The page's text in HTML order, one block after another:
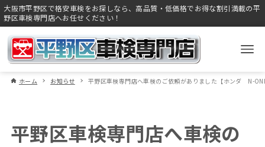
大阪市平野区で格安車検をお探しなら、高品質・低価格でお得な割引満載の平
野区車検専門店へお任せください！
ホーム お知らせ 平野区車検専門店へ車検のご依頼がありました【ホンダ N-
平野区車検専門店へ車検の